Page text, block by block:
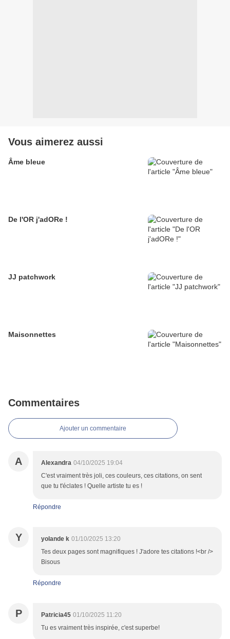
Vous aimerez aussi
Âme bleue
De l'OR j'adORe !
JJ patchwork
Maisonnettes
Commentaires
Ajouter un commentaire
A Alexandra 04/10/2025 19:04
C'est vraiment très joli, ces couleurs, ces citations, on sent
que tu t'éclates ! Quelle artiste tu es !
Répondre
Y yolande k 01/10/2025 13:20
Tes deux pages sont magnifiques ! J'adore tes citations !<br />
Bisous
Répondre
P Patricia45 01/10/2025 11:20
Tu es vraiment très inspirée, c'est superbe!